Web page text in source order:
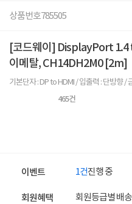
상품번호785505
[코드웨이] DisplayPort 1.4
이메탈, CH14DH2M0 [2m]
기본단자 : DP to HDMI / 입출력 : 단방향 /
465건
이벤트 1건진행 중
회원혜택 회원등급별 배